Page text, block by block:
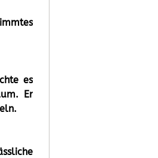
es
Er